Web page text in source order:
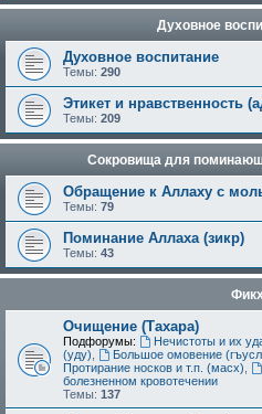
Духовное
Духовное воспитание
Темы: 290
Этикет и нравственность
Темы: 209
Сокровища для
Обращение к Аллаху с
Темы: 79
Поминание Аллаха (зикр)
Темы: 43
Фикх
Очищение (Тахара)
Подфорумы: Нечистоты и их
(уду)
Большое омовение
Протирание носков и т.п. (масх)
болезненном кровотечении
Темы: 137